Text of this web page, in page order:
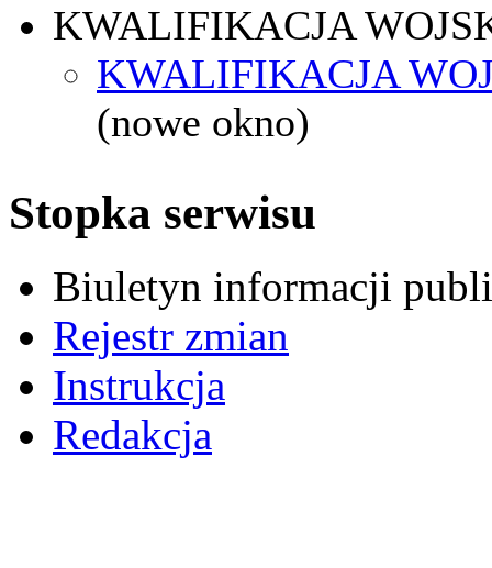
KWALIFIKACJA
KWALIFIKACJA
(nowe okno)
Stopka serwisu
Biuletyn informacji
Rejestr zmian
Instrukcja
Redakcja